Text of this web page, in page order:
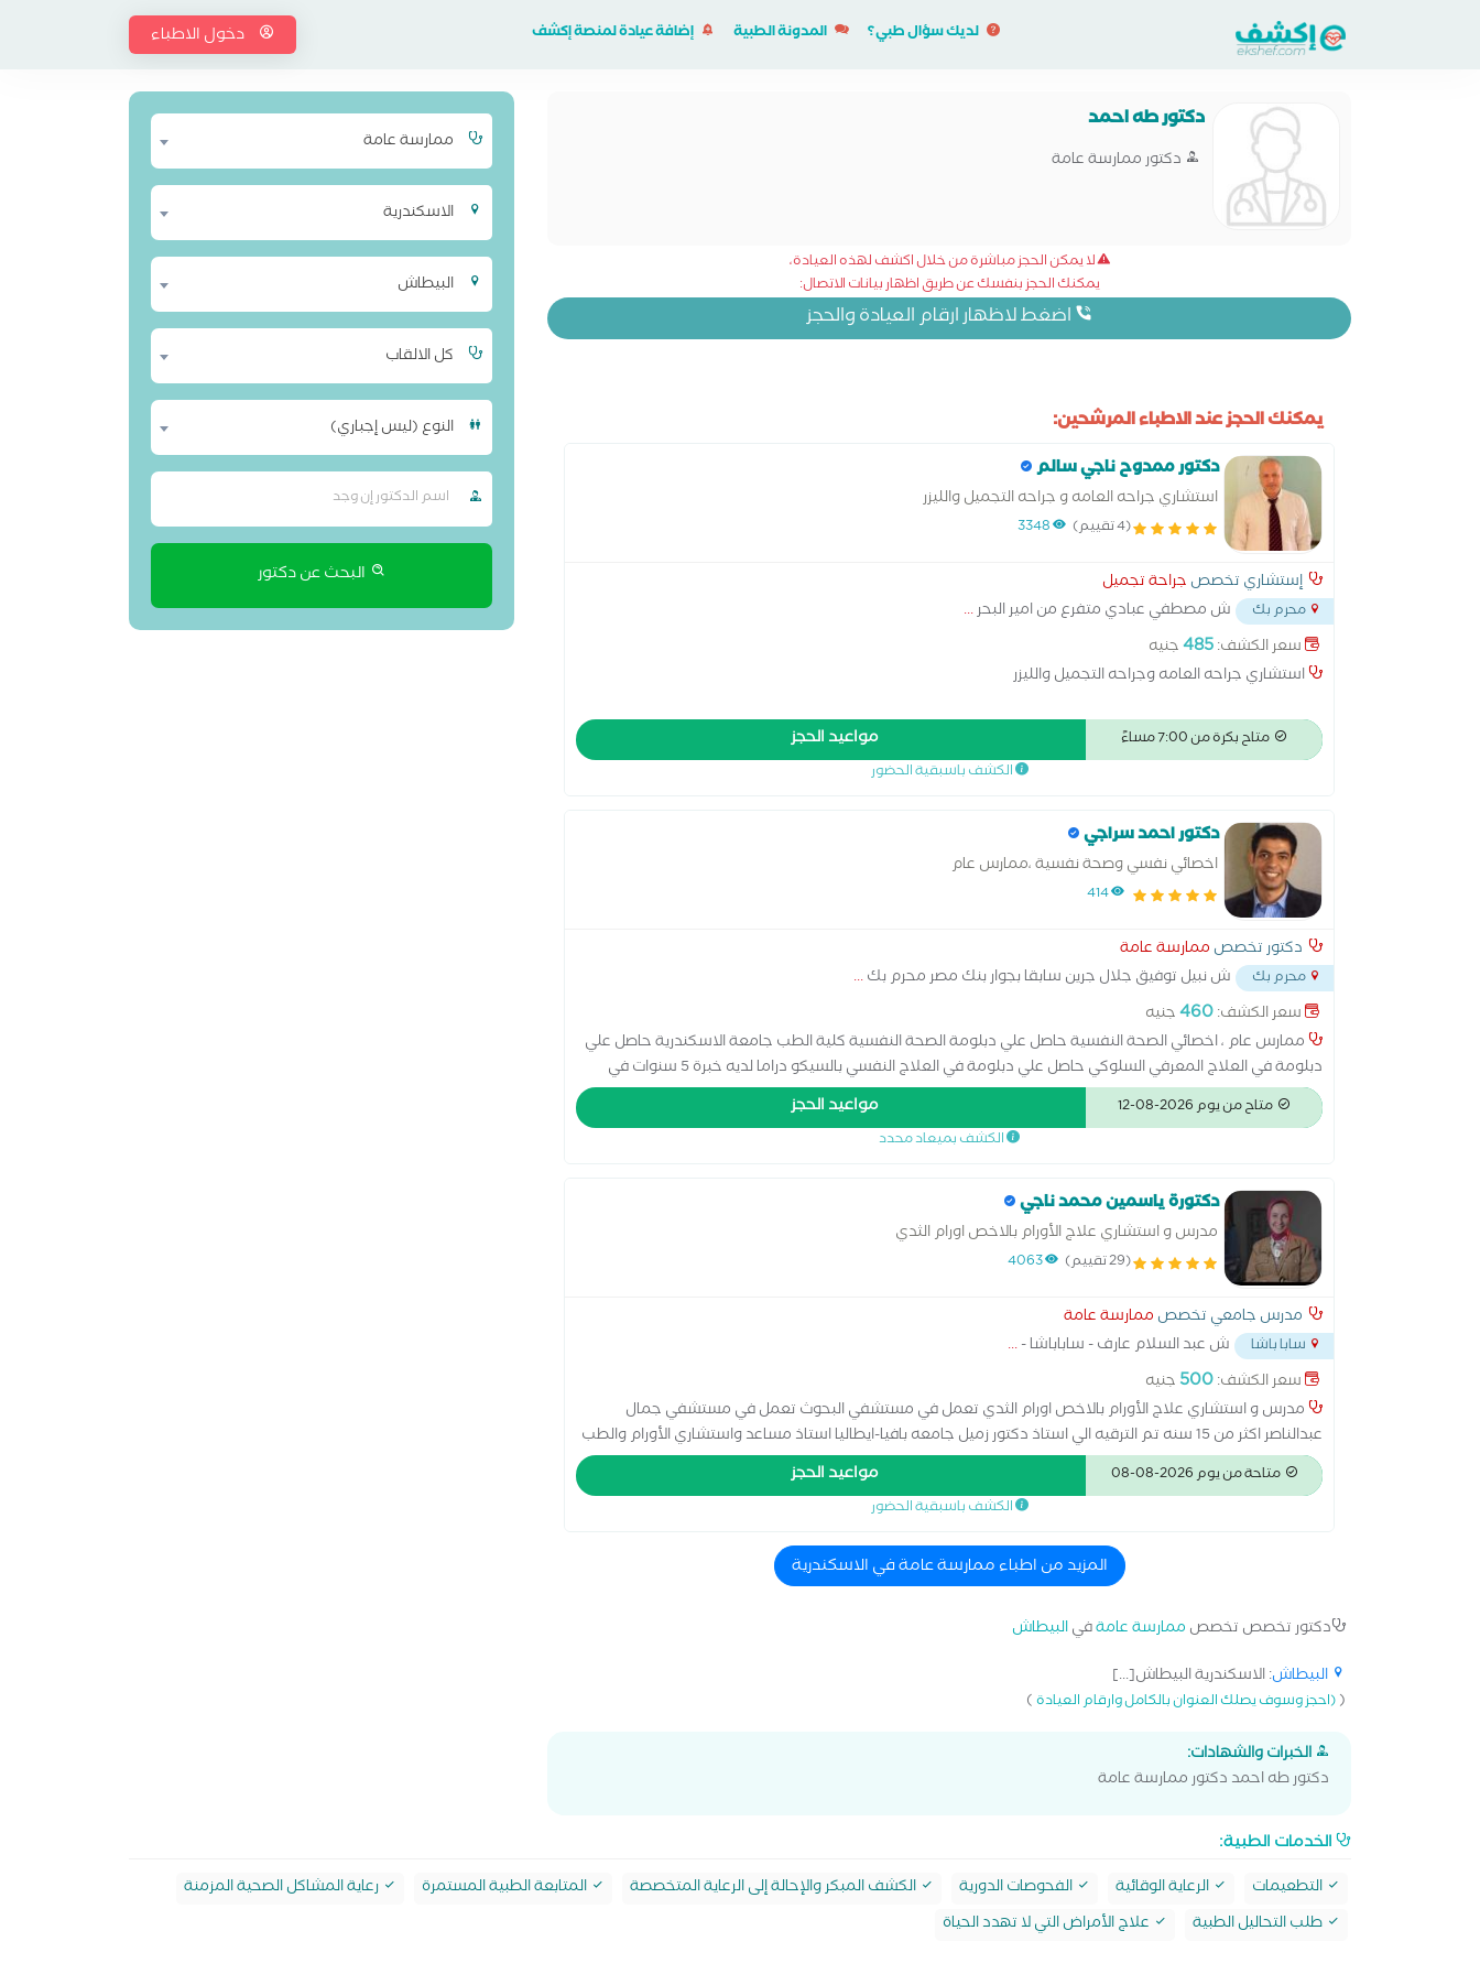
لديك سؤال طبي؟ المدونة الطبية إضافة عيادة لمنصة إكشف دخول الاطباء
دكتور طه احمد
دكتور ممارسة عامة
لا يمكن الحجز مباشرة من خلال اكشف لهذه العيادة،
يمكنك الحجز بنفسك عن طريق اظهار بيانات الاتصال:
اضغط لاظهار ارقام العيادة والحجز
يمكنك الحجز عند الاطباء المرشحين:
دكتور ممدوح ناجي سالم
استشاري جراحه العامه و جراحه التجميل والليزر
(4 تقييم) 3348
إستشاري تخصص جراحة تجميل
محرم بك ش مصطفي عبادي متفرع من امير البحر...
سعر الكشف:485جنيه
استشاري جراحه العامه وجراحه التجميل والليزر
متاح بكرة من 7:00 مساءً مواعيد الحجز
الكشف باسبقية الحضور
دكتور احمد سراجي
اخصائي نفسي وصحة نفسية ،ممارس عام
414
دكتور تخصص ممارسة عامة
محرم بك ش نبيل توفيق جلال جرين سابقا بجوار بنك مصر محرم بك...
سعر الكشف:460جنيه
ممارس عام ، اخصائي الصحة النفسية حاصل علي دبلومة الصحة النفسية كلية الطب جامعة الاسكندرية حاصل علي
دبلومة في العلاج المعرفي السلوكي حاصل علي دبلومة في العلاج النفسي بالسيكو دراما لديه خبرة 5 سنوات في
مجال العلاج النفسي
متاح من يوم 2026-08-12 مواعيد الحجز
الكشف بميعاد محدد
دكتورة ياسمين محمد ناجي
مدرس و استشاري علاج الأورام بالاخص اورام الثدي
(29 تقييم) 4063
مدرس جامعي تخصص ممارسة عامة
سابا باشا ش عبد السلام عارف - ساباباشا -...
سعر الكشف:500 جنيه
مدرس و استشاري علاج الأورام بالاخص اورام الثدي تعمل في مستشفي البحوث تعمل في مستشفي جمال
عبدالناصر اكثر من 15 سنه تم الترقيه الي استاذ دكتور زميل جامعه بافيا-ايطاليا استاذ مساعد واستشاري الأورام والطب
النووي
متاحة من يوم 2026-08-08 مواعيد الحجز
الكشف باسبقية الحضور
المزيد من اطباء ممارسة عامة في الاسكندرية
دكتور تخصص تخصص ممارسة عامةفيالبيطاش
البيطاش: الاسكندرية البيطاش[...]
((احجز وسوف يصلك العنوان بالكامل وارقام العيادة)
الخبرات والشهادات:
دكتور طه احمد دكتور ممارسة عامة
ممارسة عامة
الاسكندرية
البيطاش
كل الالقاب
النوع (ليس إجباري)
البحث عن دكتور
الخدمات الطبية:
التطعيمات الرعاية الوقائية الفحوصات الدورية الكشف المبكر والإحالة إلى الرعاية المتخصصة المتابعة الطبية المستمرة
رعاية المشاكل الصحية المزمنة
طلب التحاليل الطبية
علاج الأمراض التي لا تهدد الحياة